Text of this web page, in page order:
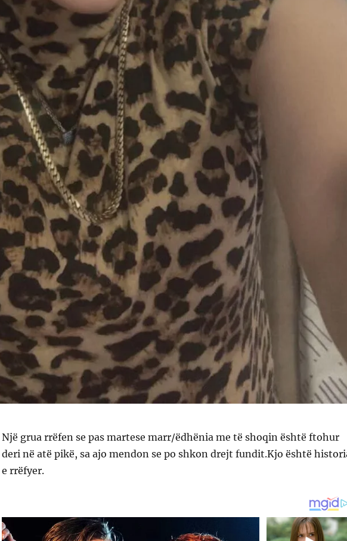
Një grua rrëfen se pas martese marr/ëdhënia me të shoqin është ftohur
deri në atë pikë, sa ajo mendon se po shkon drejt fundit.Kjo është
e rrëfyer.